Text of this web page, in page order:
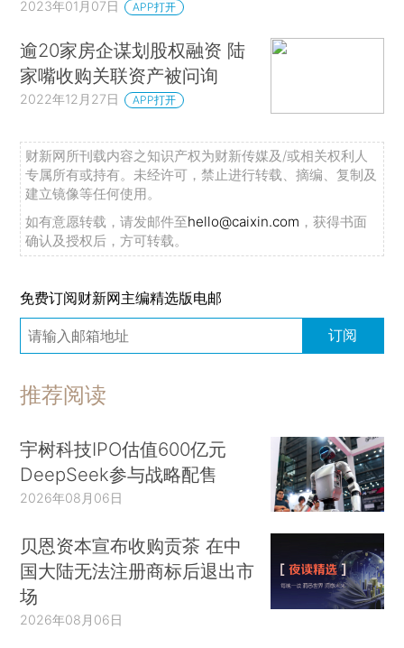
2023年01月07日 APP打开
逾20家房企谋划股权融资 陆
家嘴收购关联资产被问询
2022年12月27日 APP打开
财新网所刊载内容之知识产权为财新传媒及/或相关权利人
专属所有或持有。未经许可，禁止进行转载、摘编、复制及
建立镜像等任何使用。
如有意愿转载，请发邮件至hello@caixin.com ，获得书面
确认及授权后，方可转载。
免费订阅财新网主编精选版电邮
订阅
推荐阅读
宇树科技IPO估值600亿元
DeepSeek参与战略配售
2026年08月06日
贝恩资本宣布收购贡茶 在中
国大陆无法注册商标后退出市
场
2026年08月06日